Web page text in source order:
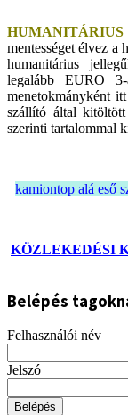
mentességet élvez a
humanitárius
legalább EURO 3-
menetokmányként
szállító által
szerinti tartalommal
kamiontop alá eső
KÖZLEKEDÉSI
Belépés
Felhasználói név
Jelszó
Belépés